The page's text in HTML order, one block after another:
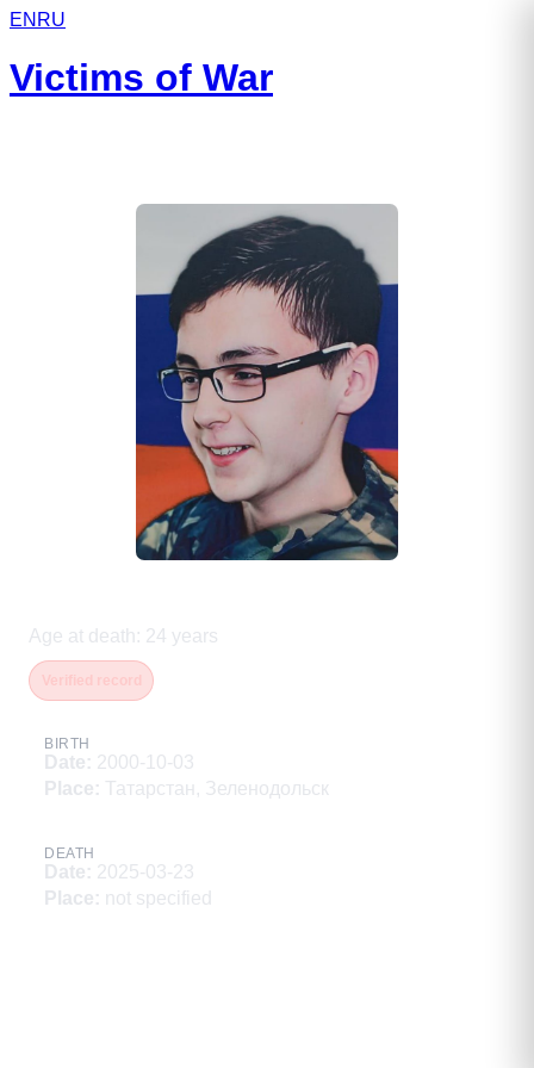
EN RU
Victims of War
Age at death : 24 years
BIRTH
Date: 2000-10-03
Place: Татарстан, Зеленодольск
DEATH
Date: 2025-03-23
Place: not specified